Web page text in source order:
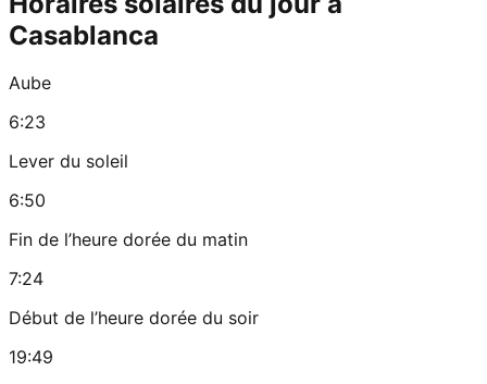
Casablanca
Aube
6:23
Lever du soleil
6:50
Fin de l’heure dorée du matin
7:24
Début de l’heure dorée du soir
19:49